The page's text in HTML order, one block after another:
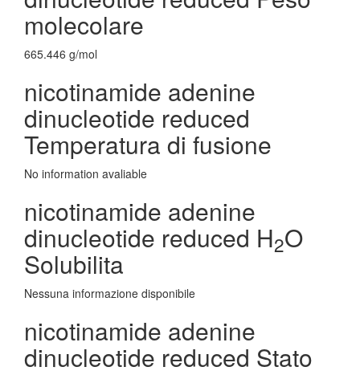
molecolare
665.446 g/mol
nicotinamide adenine
dinucleotide reduced
Temperatura di fusione
No information avaliable
nicotinamide adenine
dinucleotide reduced H2O
Solubilita
Nessuna informazione disponibile
nicotinamide adenine
dinucleotide reduced Stato